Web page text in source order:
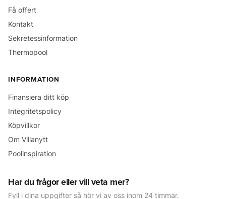
Få offert
Kontakt
Sekretessinformation
Thermopool
INFORMATION
Finansiera ditt köp
Integritetspolicy
Köpvillkor
Om Villanytt
Poolinspiration
Har du frågor eller vill veta mer?
Fyll i dina uppgifter så hör vi av oss inom 24 timmar.